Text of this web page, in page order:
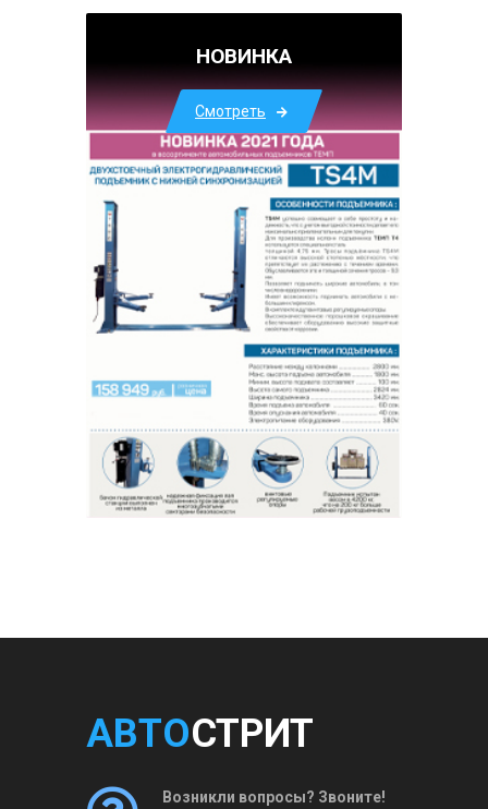
НОВИНКА
Смотреть
АВТОСТРИТ
Возникли вопросы? Звоните!